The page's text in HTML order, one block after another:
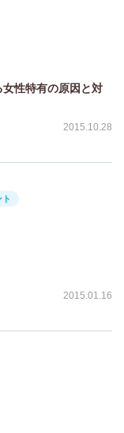
性特有の原因と対
2015.10.28
2015.01.16